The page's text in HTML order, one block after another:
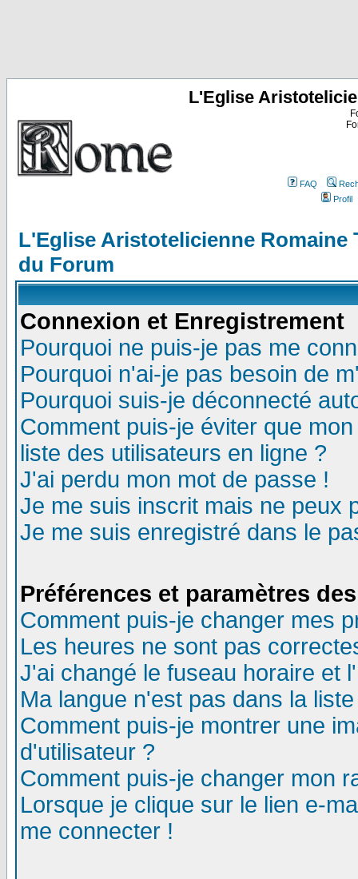
L'Eglise
FAQ
Profil
L'Eglise Aristotelicienne
du Forum
Connexion et Enregistrement
Pourquoi ne puis-je pas me
Pourquoi n'ai-je pas besoin de
Pourquoi suis-je déconnecté
Comment puis-je éviter que
liste des utilisateurs en ligne ?
J'ai perdu mon mot de passe !
Je me suis inscrit mais ne peux
Je me suis enregistré dans le
Préférences et paramètres
Comment puis-je changer mes
Les heures ne sont pas
J'ai changé le fuseau horaire et
Ma langue n'est pas dans la
Comment puis-je montrer une
d'utilisateur ?
Comment puis-je changer mon
Lorsque je clique sur le lien e-
me connecter !